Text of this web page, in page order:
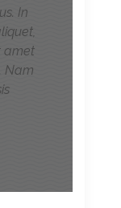
In
amet
Nam